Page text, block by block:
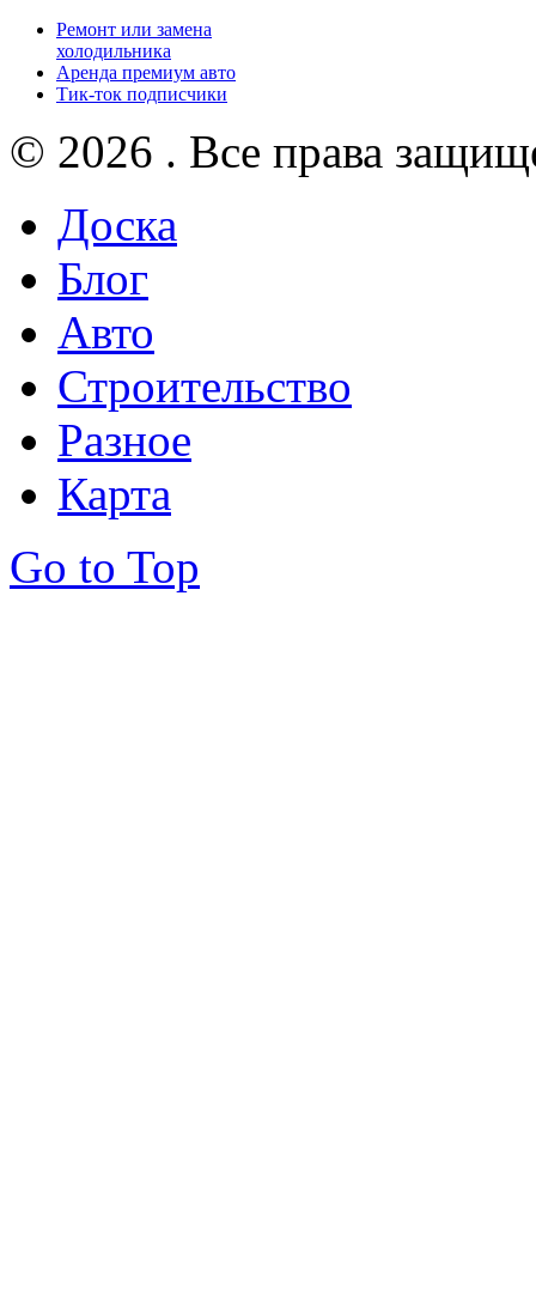
Ремонт или замена
холодильника
Аренда премиум авто
Тик-ток подписчики
© 2026 . Все права
Доска
Блог
Авто
Строительство
Разное
Карта
Go to Top